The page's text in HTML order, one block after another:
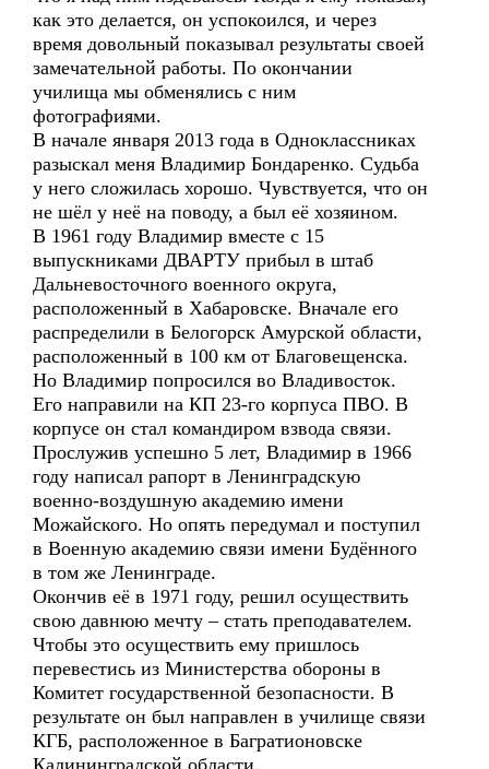
как это делается, он успокоился, и через
время довольный показывал результаты своей
замечательной работы. По окончании
училища мы обменялись с ним
фотографиями.
В начале января 2013 года в Одноклассниках
разыскал меня Владимир Бондаренко. Судьба
у него сложилась хорошо. Чувствуется, что он
не шёл у неё на поводу, а был её хозяином.
В 1961 году Владимир вместе с 15
выпускниками ДВАРТУ прибыл в штаб
Дальневосточного военного округа,
расположенный в Хабаровске. Вначале его
распределили в Белогорск Амурской области,
расположенный в 100 км от Благовещенска.
Но Владимир попросился во Владивосток.
Его направили на КП 23-го корпуса ПВО. В
корпусе он стал командиром взвода связи.
Прослужив успешно 5 лет, Владимир в 1966
году написал рапорт в Ленинградскую
военно-воздушную академию имени
Можайского. Но опять передумал и поступил
в Военную академию связи имени Будённого
в том же Ленинграде.
Окончив её в 1971 году, решил осуществить
свою давнюю мечту – стать преподавателем.
Чтобы это осуществить ему пришлось
перевестись из Министерства обороны в
Комитет государственной безопасности. В
результате он был направлен в училище связи
КГБ, расположенное в Багратионовске
Калининградской области.